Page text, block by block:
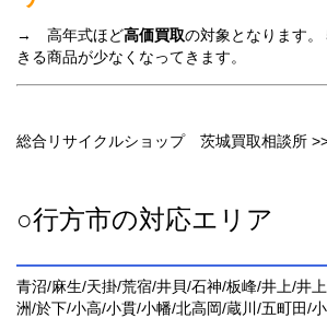
→ 高年式ほど高価買取の対象となります
きる商品が少なくなってきます。
総合リサイクルショップ 茨城買取相談所
○行方市の対応エリア
青沼/麻生/天掛/荒宿/井貝/石神/板峰/井上/井
洲/於下/小高/小貫/小幡/北高岡/蔵川/五町田/